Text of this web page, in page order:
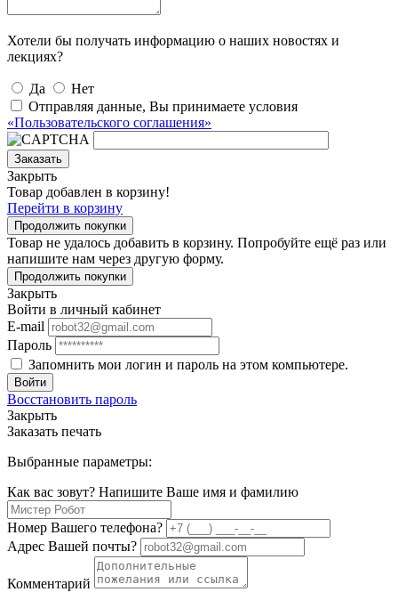
Хотели бы получать информацию о наших новостях и
лекциях?
Да
Нет
Отправляя данные, Вы принимаете условия
«Пользовательского соглашения»
Заказать
Закрыть
Товар добавлен в корзину!
Перейти в корзину
Продолжить покупки
Товар не удалось добавить в корзину. Попробуйте ещё раз или
напишите нам через другую форму.
Продолжить покупки
Закрыть
Войти в личный кабинет
E-mail
Пароль
Запомнить мои логин и пароль на этом компьютере.
Войти
Восстановить пароль
Закрыть
Заказать печать
Выбранные параметры:
Как вас зовут? Напишите Ваше имя и фамилию
Номер Вашего телефона?
Адрес Вашей почты?
Комментарий